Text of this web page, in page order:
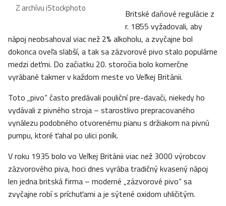
Z archívu iStockphoto
Britské daňové regulácie z
r. 1855 vyžadovali, aby
nápoj neobsahoval viac než 2% alkoholu, a zvyčajne bol
dokonca oveľa slabší, a tak sa zázvorové pivo stalo populárne
medzi deťmi. Do začiatku 20. storočia bolo komerčne
vyrábané takmer v každom meste vo Veľkej Británii.
Toto „pivo“ často predávali pouliční pre-davači, niekedy ho
vydávali z pivného stroja – starostlivo prepracovaného
vynálezu podobného otvorenému pianu s držiakom na pivnú
pumpu, ktoré ťahal po ulici poník.
V roku 1935 bolo vo Veľkej Británii viac než 3000 výrobcov
zázvorového piva, hoci dnes vyrába tradičný kvasený nápoj
len jedna britská firma – moderné „zázvorové pivo“ sa
zvyčajne robí s príchuťami a je sýtené oxidom uhličitým.